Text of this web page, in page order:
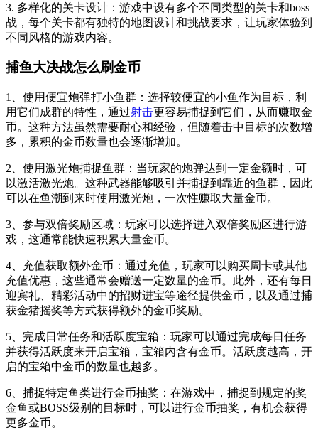
3. 多样化的关卡设计：游戏中设有多个不同类型的关卡和boss
战，每个关卡都有独特的地图设计和挑战要求，让玩家体验到
不同风格的游戏内容。
捕鱼大决战怎么刷金币
1、使用便宜炮弹打小鱼群：选择较便宜的小鱼作为目标，利
用它们成群的特性，通过射击更容易捕捉到它们，从而赚取金
币。这种方法虽然需要耐心和经验，但随着击中目标的次数增
多，累积的金币数量也会逐渐增加。
2、使用激光炮捕捉鱼群：当玩家的炮弹达到一定金额时，可
以激活激光炮。这种武器能够吸引并捕捉到靠近的鱼群，因此
可以在鱼潮到来时使用激光炮，一次性赚取大量金币。
3、参与双倍奖励区域：玩家可以选择进入双倍奖励区进行游
戏，这通常能快速积累大量金币。
4、充值获取额外金币：通过充值，玩家可以购买周卡或其他
充值优惠，这些通常会赠送一定数量的金币。此外，还有每日
迎宾礼、精彩活动中的招财进宝等途径提供金币，以及通过捕
获金猪摇奖等方式获得额外的金币奖励。
5、完成日常任务和活跃度宝箱：玩家可以通过完成每日任务
并获得活跃度来开启宝箱，宝箱内含有金币。活跃度越高，开
启的宝箱中金币的数量也越多。
6、捕捉特定鱼类进行金币抽奖：在游戏中，捕捉到规定的奖
金鱼或BOSS级别的目标时，可以进行金币抽奖，有机会获得
更多金币。